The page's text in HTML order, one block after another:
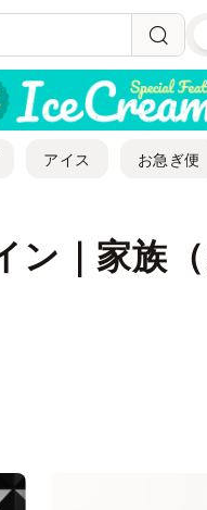
アイス お急ぎ便
ン｜家族